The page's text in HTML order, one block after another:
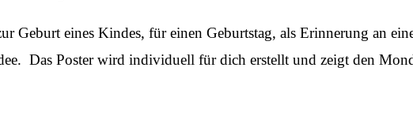
Geburt eines Kindes, für einen Geburtstag, als Erinnerung an
Das Poster wird individuell für dich erstellt und zeigt den